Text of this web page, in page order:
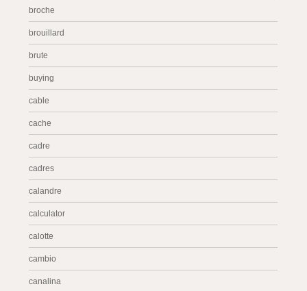
broche
brouillard
brute
buying
cable
cache
cadre
cadres
calandre
calculator
calotte
cambio
canalina